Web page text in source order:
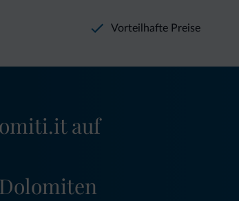
Vorteilhafte Preise
auf